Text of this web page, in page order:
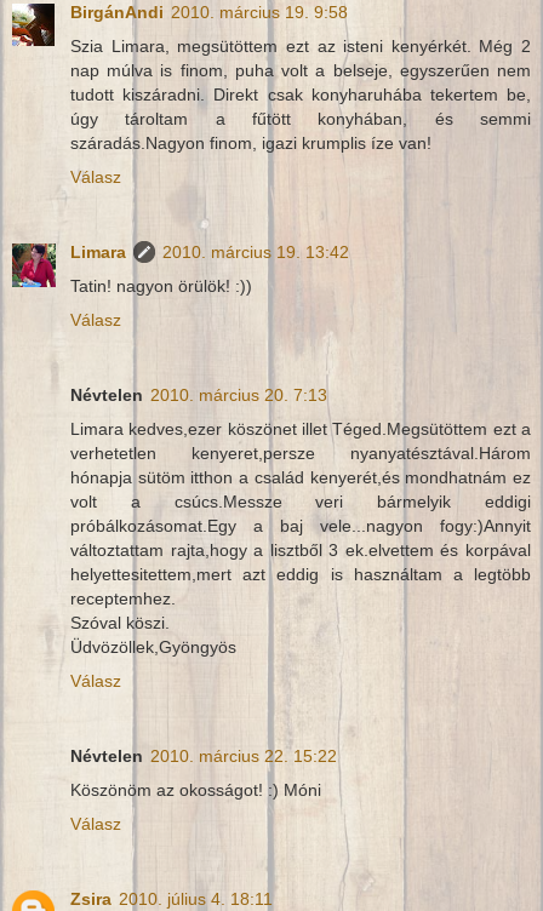
BirgánAndi 2010. március 19. 9:58
Szia Limara, megsütöttem ezt az isteni kenyérkét. Még 2
nap múlva is finom, puha volt a belseje, egyszerűen nem
tudott kiszáradni. Direkt csak konyharuhába tekertem be,
úgy tároltam a fűtött konyhában, és semmi
száradás.Nagyon finom, igazi krumplis íze van!
Válasz
Limara
2010. március 19. 13:42
Tatin! nagyon örülök! :))
Válasz
Névtelen 2010. március 20. 7:13
Limara kedves,ezer köszönet illet Téged.Megsütöttem ezt a
verhetetlen kenyeret,persze nyanyatésztával.Három
hónapja sütöm itthon a család kenyerét,és mondhatnám ez
volt a csúcs.Messze veri bármelyik eddigi
próbálkozásomat.Egy a baj vele...nagyon fogy:)Annyit
változtattam rajta,hogy a lisztből 3 ek.elvettem és korpával
helyettesitettem,mert azt eddig is használtam a legtöbb
receptemhez.
Szóval köszi.
Üdvözöllek,Gyöngyös
Válasz
Névtelen 2010. március 22. 15:22
Köszönöm az okosságot! :) Móni
Válasz
Zsira 2010. július 4. 18:11